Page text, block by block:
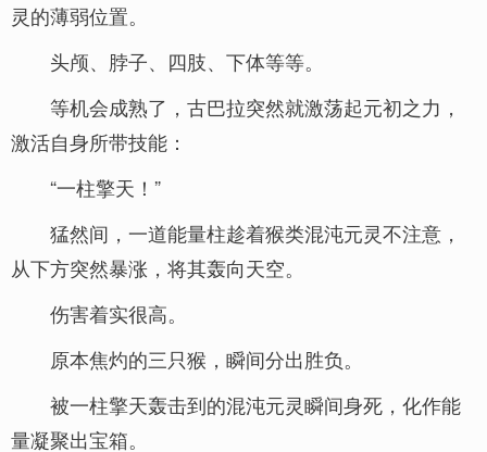
灵的薄弱位置。
头颅、脖子、四肢、下体等等。
等机会成熟了，古巴拉突然就激荡起元初之力，
激活自身所带技能：
“一柱擎天！”
猛然间，一道能量柱趁着猴类混沌元灵不注意，
从下方突然暴涨，将其轰向天空。
伤害着实很高。
原本焦灼的三只猴，瞬间分出胜负。
被一柱擎天轰击到的混沌元灵瞬间身死，化作能
量凝聚出宝箱。